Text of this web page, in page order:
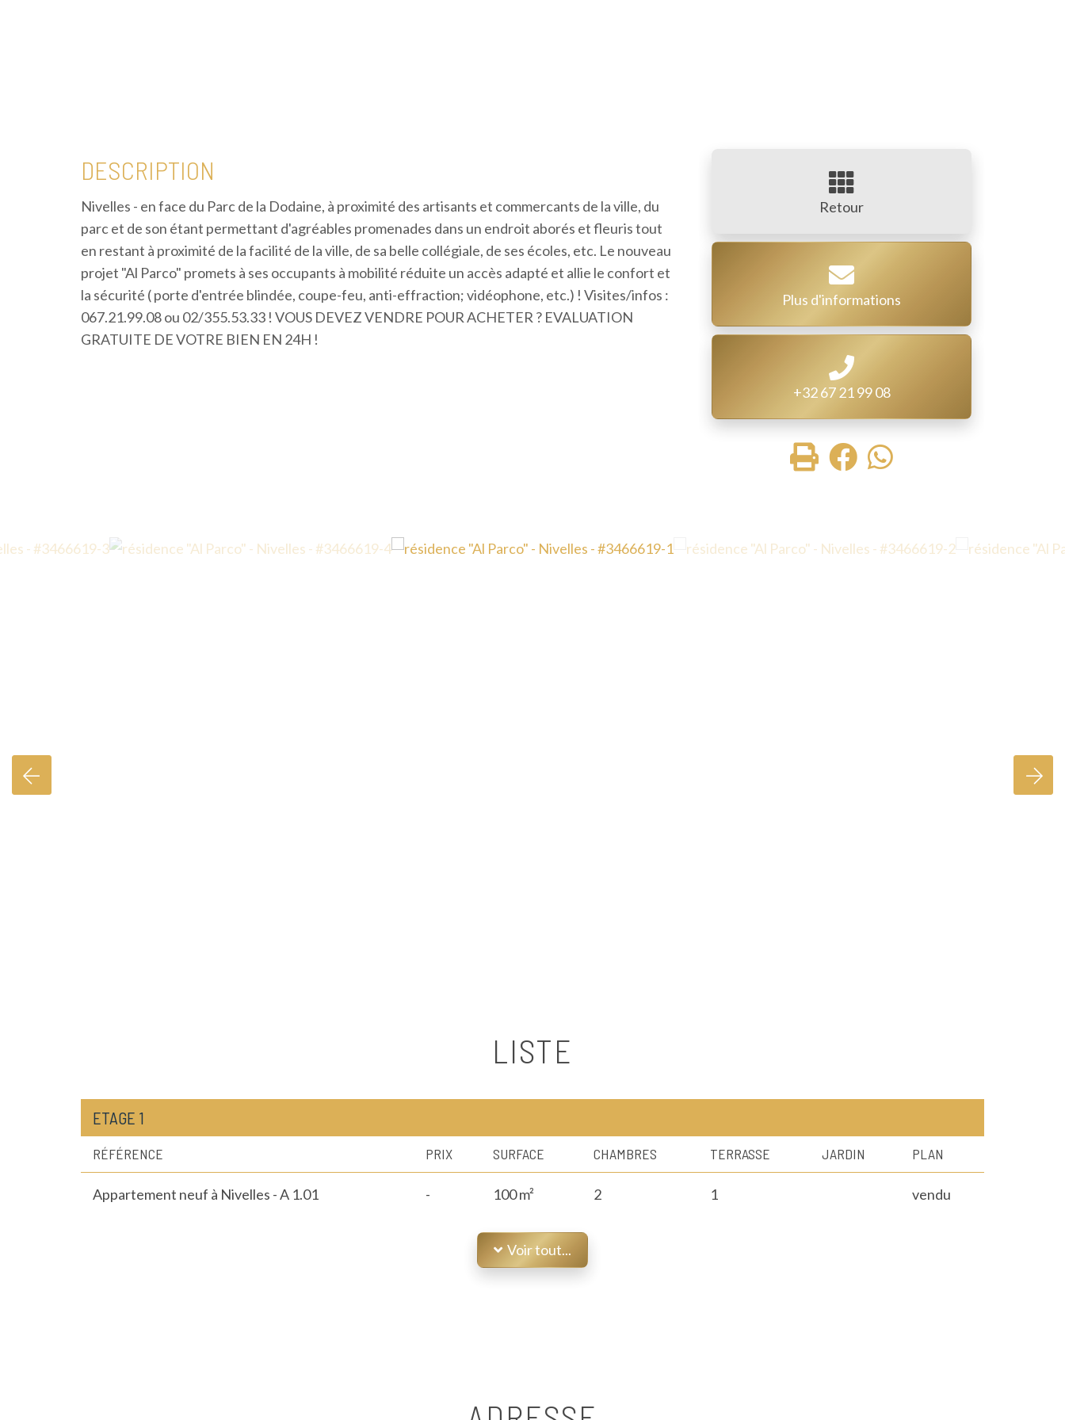
>RÉSIDENCE
"AL
PARCO"
DESCRIPTION
Nivelles - en face du Parc de la Dodaine, à proximité des artisants et commercants de la ville, du
parc et de son étant permettant d'agréables promenades dans un endroit aborés et fleuris tout
en restant à proximité de la facilité de la ville, de sa belle collégiale, de ses écoles, etc. Le nouveau
projet "Al Parco" promets à ses occupants à mobilité réduite un accès adapté et allie le confort et
la sécurité ( porte d'entrée blindée, coupe-feu, anti-effraction; vidéophone, etc.) ! Visites/infos :
067.21.99.08 ou 02/355.53.33 ! VOUS DEVEZ VENDRE POUR ACHETER ? EVALUATION
GRATUITE DE VOTRE BIEN EN 24H !
Retour
Plus d'informations
+32 67 21 99 08
LISTE
ETAGE 1
RÉFÉRENCE PRIX SURFACE CHAMBRES TERRASSE JARDIN PLAN
Appartement neuf à Nivelles - A 1.01 - 100 m² 2 1 vendu
Voir tout...